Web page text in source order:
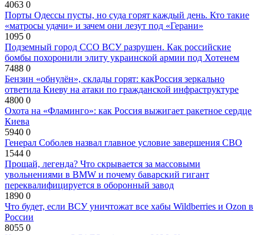
4063 0
Порты Одессы пусты, но суда горят каждый день. Кто такие
«матросы удачи» и зачем они лезут под «Герани»
1095 0
Подземный город ССО ВСУ разрушен. Как российские
бомбы похоронили элиту украинской армии под Хотенем
7488 0
Бензин «обнулён», склады горят: какРоссия зеркально
ответила Киеву на атаки по гражданской инфраструктуре
4800 0
Охота на «Фламинго»: как Россия выжигает ракетное сердце
Киева
5940 0
Генерал Соболев назвал главное условие завершения СВО
1544 0
Прощай, легенда? Что скрывается за массовыми
увольнениями в BMW и почему баварский гигант
переквалифицируется в оборонный завод
1890 0
Что будет, если ВСУ уничтожат все хабы Wildberries и Ozon в
России
8055 0